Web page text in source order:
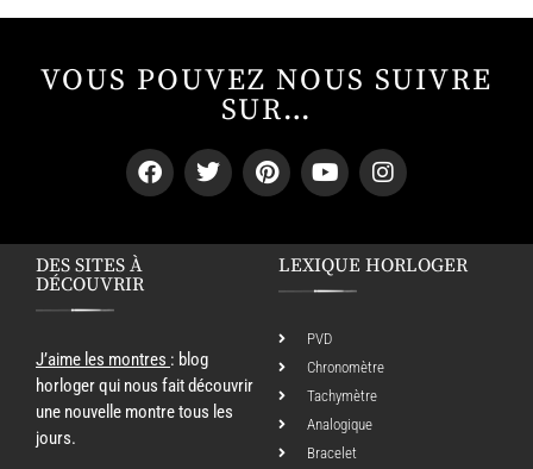
VOUS POUVEZ NOUS SUIVRE
SUR…
DES SITES À
DÉCOUVRIR
J’aime les montres : blog
horloger qui nous fait découvrir
une nouvelle montre tous les
jours.
LEXIQUE HORLOGER
PVD
Chronomètre
Tachymètre
Analogique
Bracelet